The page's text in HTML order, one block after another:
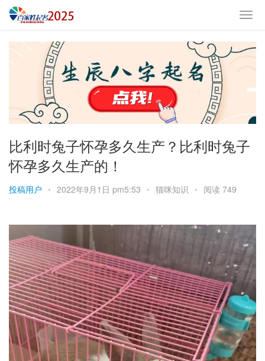
比利时兔子怀孕多久生产？比利时兔子
怀孕多久生产的！
投稿用户 • 2022年9月1日 pm5:53 • 猫咪知识 • 阅读 749